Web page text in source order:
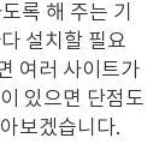
록 해 주는 기
설치할 필요
여러 사이트가
있으면 단점도
보겠습니다.